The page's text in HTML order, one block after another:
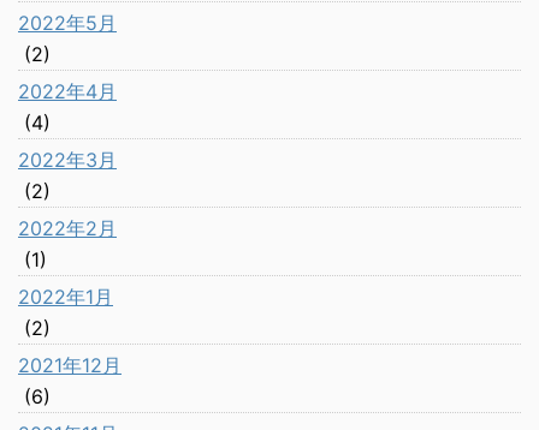
2022年5月
(2)
2022年4月
(4)
2022年3月
(2)
2022年2月
(1)
2022年1月
(2)
2021年12月
(6)